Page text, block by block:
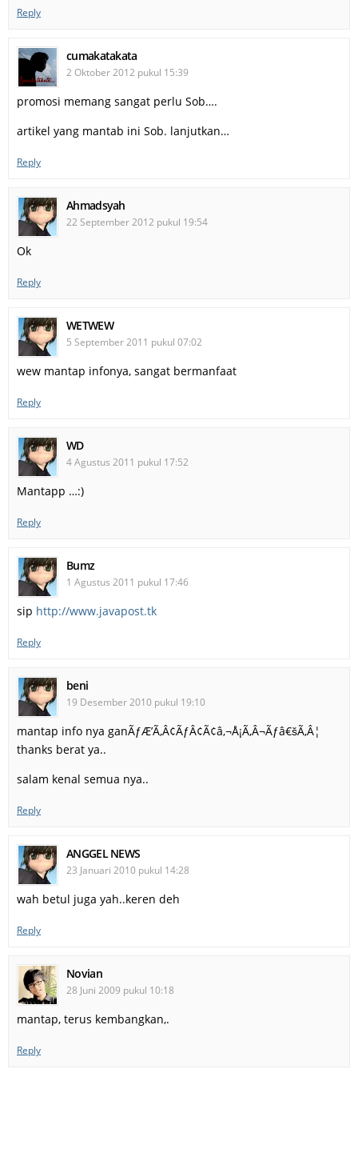
Reply
cumakatakata
2 Oktober 2012 pukul 15:39
promosi memang sangat perlu Sob….
artikel yang mantab ini Sob. lanjutkan…
Reply
Ahmadsyah
22 September 2012 pukul 19:54
Ok
Reply
WETWEW
5 September 2011 pukul 07:02
wew mantap infonya, sangat bermanfaat
Reply
WD
4 Agustus 2011 pukul 17:52
Mantapp …:)
Reply
Bumz
1 Agustus 2011 pukul 17:46
sip http://www.javapost.tk
Reply
beni
19 Desember 2010 pukul 19:10
mantap info nya ganÃƒÆ’Ã‚Â¢ÃƒÂ¢Ã¢â‚¬Å¡Ã‚Â¬Ãƒâ€šÃ‚Â¦
thanks berat ya..
salam kenal semua nya..
Reply
ANGGEL NEWS
23 Januari 2010 pukul 14:28
wah betul juga yah..keren deh
Reply
Novian
28 Juni 2009 pukul 10:18
mantap, terus kembangkan,.
Reply